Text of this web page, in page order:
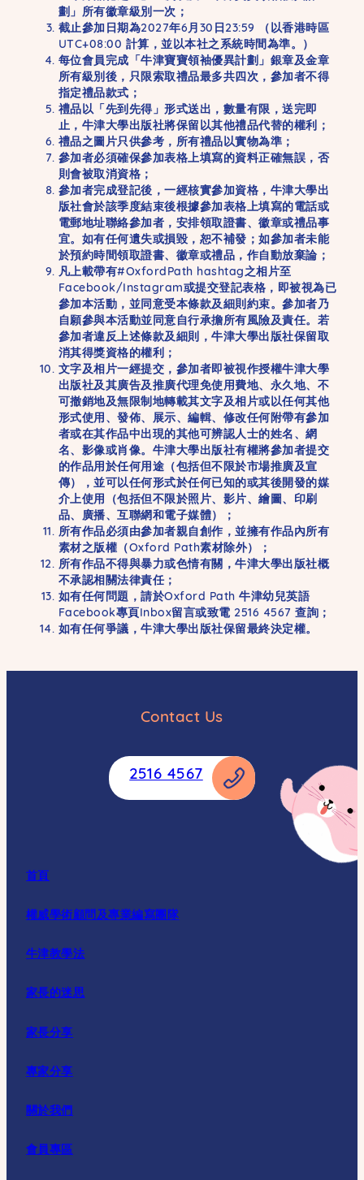
劃」所有徽章級別一次；
截止參加日期為2027年6月30日23:59 （以香港時區
UTC+08:00 計算，並以本社之系統時間為準。）
每位會員完成「牛津寶寶領袖優異計劃」銀章及金章
所有級別後，只限索取禮品最多共四次，參加者不得
指定禮品款式；
禮品以「先到先得」形式送出，數量有限，送完即
止，牛津大學出版社將保留以其他禮品代替的權利；
禮品之圖片只供參考，所有禮品以實物為準；
參加者必須確保參加表格上填寫的資料正確無誤，否
則會被取消資格；
參加者完成登記後，一經核實參加資格，牛津大學出
版社會於該季度結束後根據參加表格上填寫的電話或
電郵地址聯絡參加者，安排領取證書、徽章或禮品事
宜。如有任何遺失或損毀，恕不補發；如參加者未能
於預約時間領取證書、徽章或禮品，作自動放棄論；
凡上載帶有#OxfordPath hashtag之相片至
Facebook/Instagram或提交登記表格，即被視為已
參加本活動，並同意受本條款及細則約束。參加者乃
自願參與本活動並同意自行承擔所有風險及責任。若
參加者違反上述條款及細則，牛津大學出版社保留取
消其得獎資格的權利；
文字及相片一經提交，參加者即被視作授權牛津大學
出版社及其廣告及推廣代理免使用費地、永久地、不
可撤銷地及無限制地轉載其文字及相片或以任何其他
形式使用、發佈、展示、編輯、修改任何附帶有參加
者或在其作品中出現的其他可辨認人士的姓名、網
名、影像或肖像。牛津大學出版社有權將參加者提交
的作品用於任何用途（包括但不限於市場推廣及宣
傳），並可以任何形式於任何已知的或其後開發的媒
介上使用（包括但不限於照片、影片、繪圖、印刷
品、廣播、互聯網和電子媒體）；
所有作品必須由參加者親自創作，並擁有作品內所有
素材之版權（Oxford Path素材除外）；
所有作品不得與暴力或色情有關，牛津大學出版社概
不承認相關法律責任；
如有任何問題，請於Oxford Path 牛津幼兒英語
Facebook專頁Inbox留言或致電 2516 4567 查詢；
如有任何爭議，牛津大學出版社保留最終決定權。
Contact Us
2516 4567
首頁
權威學術顧問及專業編寫團隊
牛津教學法
家長的迷思
家長分享
專家分享
關於我們
會員專區